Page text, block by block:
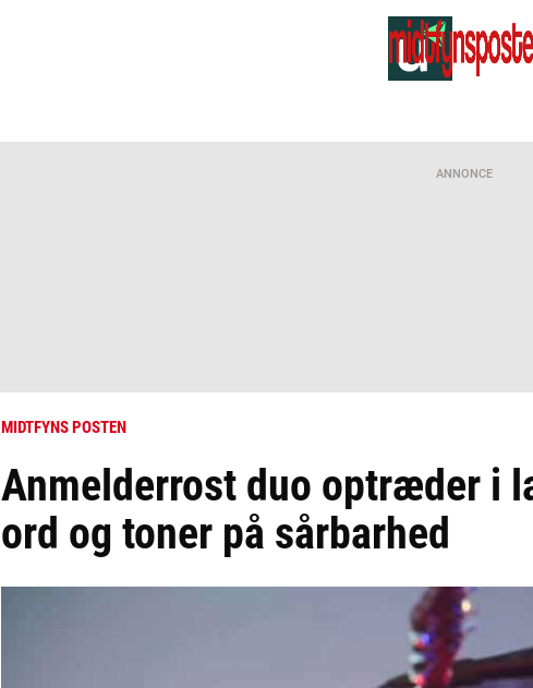
ANNONCE
MIDTFYNS POSTEN
Anmelderrost duo optræder i
ord og toner på sårbarhed